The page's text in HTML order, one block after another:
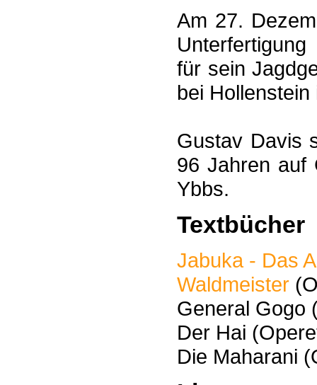
Am 27.
für sein
bei Hollenstein
Gustav Davis
96 Jahren auf
Ybbs.
Textbücher
Jabuka - Das
Waldmeister
General Gogo
Der Hai
Die Maharani